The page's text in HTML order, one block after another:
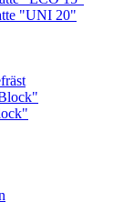
"UNI 20"